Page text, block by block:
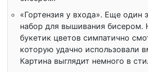
«Гортензия у входа». Еще один
набор для вышивания бисером.
букетик цветов симпатично
которую удачно использовали
Картина выглядит немного в